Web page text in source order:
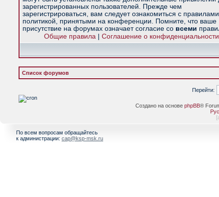
зарегистрированных пользователей. Прежде чем
зарегистрироваться, вам следует ознакомиться с
политикой, принятыми на конференции. Помните, что ваше
присутствие на форумах означает согласие со всеми
Общие правила| Соглашение о конфиденциальности
Список форумов
Перейти:
Создано на основе phpBB®
[
По всем вопросам обращайтесь
к администрации: cap@ksp-msk.ru